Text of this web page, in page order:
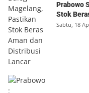
Prabowo
Stok
Sabtu, 18